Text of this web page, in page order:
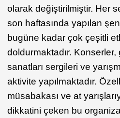
olarak değiştirilmiştir. Her
son haftasında yapılan
bugüne kadar çok çeşitli
doldurmaktadır. Konserler,
sanatları sergileri ve
aktivite yapılmaktadır.
müsabakası ve at
dikkatini çeken bu